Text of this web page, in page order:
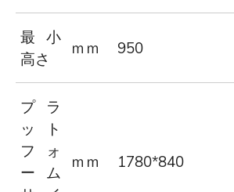
最小
高さ
ｍｍ 950
プラ
ット
フォ
ーム
ｍｍ 1780*840